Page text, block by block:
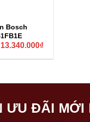
Bosch
Giá
là:
13.340.000₫Giá
tại
ƯU ĐÃI MỚI